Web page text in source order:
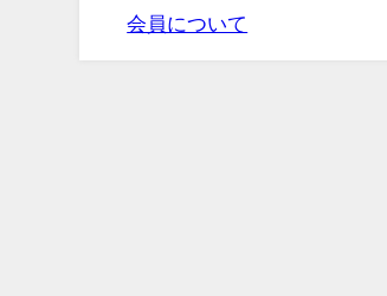
会員について